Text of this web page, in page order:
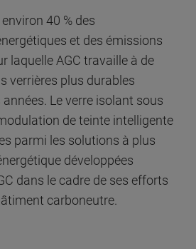
40 % des
et des émissions
laquelle AGC travaille à de
verrières plus durables
Le verre isolant sous
de teinte intelligente
parmi les solutions à plus
développées
dans le cadre de ses efforts
carboneutre.